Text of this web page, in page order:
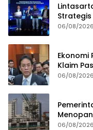
Strategis
06/08/2026
Ekonomi
Klaim
Membaik
06/08/2026
II-2026
06/08/2026